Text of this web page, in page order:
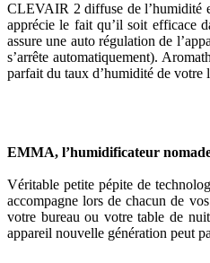
CLEVAIR 2 diffuse de l’humidité
apprécie le fait qu’il soit efficace
assure une auto régulation de
s’arrête automatiquement).
parfait du taux d’humidité de votre
EMMA, l’humidificateur
Véritable petite pépite de
accompagne lors de chacun de
votre bureau ou votre table de
appareil nouvelle génération peut